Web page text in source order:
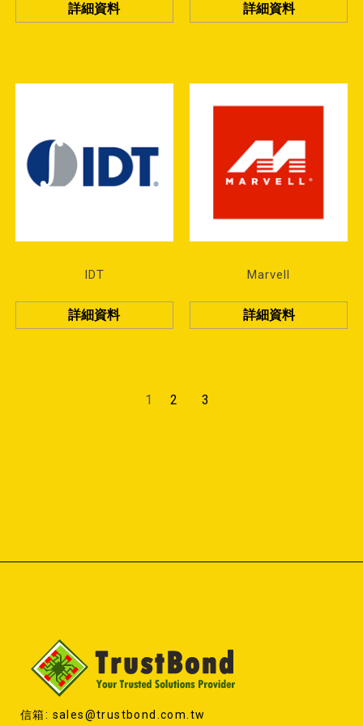
詳細資料 詳細資料
IDT
詳細資料
Marvell
詳細資料
1 2 3
信箱: sales@trustbond.com.tw